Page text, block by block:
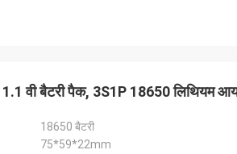
वी बैटरी पैक, 3S1P 18650 लिथियम
18650 बैटरी
75*59*22mm